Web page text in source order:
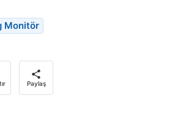
Monitör
Paylaş